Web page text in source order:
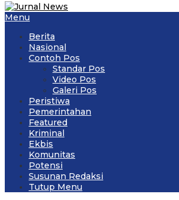
Menu
Berita
Nasional
Contoh Pos
Standar Pos
Video Pos
Galeri Pos
Peristiwa
Pemerintahan
Featured
Kriminal
Ekbis
Komunitas
Potensi
Susunan Redaksi
Tutup Menu